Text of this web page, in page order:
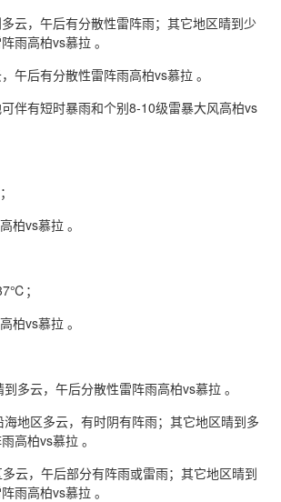
云，午后有分散性雷阵雨；其它地区晴到少
雨高柏vs慕拉 。
午后有分散性雷阵雨高柏vs慕拉 。
伴有短时暴雨和个别8-10级雷暴大风高柏vs
vs慕拉 。
；
vs慕拉 。
多云，午后分散性雷阵雨高柏vs慕拉 。
地区多云，有时阴有阵雨；其它地区晴到多
高柏vs慕拉 。
云，午后部分有阵雨或雷雨；其它地区晴到
雨高柏vs慕拉 。